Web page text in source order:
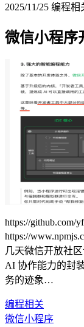
2025/11/25 编程相
微信小程序
https://github.com/
https://
几天微信开放社
AI 协作能力的封
务的迹象…
编程相关
微信小程序